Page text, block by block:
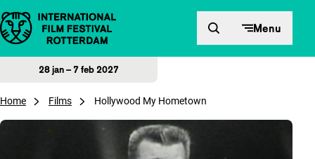
Direct naar inhoud Menu
28 jan – 7 feb 2027
Home Films Hollywood My Hometown